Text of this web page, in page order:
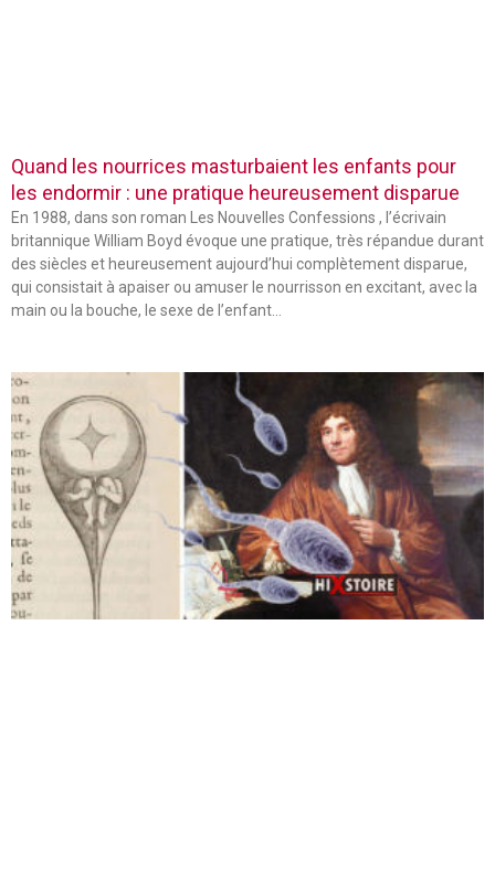
Quand les nourrices masturbaient les enfants pour
les endormir : une pratique heureusement disparue
En 1988, dans son roman Les Nouvelles Confessions , l’écrivain
britannique William Boyd évoque une pratique, très répandue durant
des siècles et heureusement aujourd’hui complètement disparue,
qui consistait à apaiser ou amuser le nourrisson en excitant, avec la
main ou la bouche, le sexe de l’enfant…